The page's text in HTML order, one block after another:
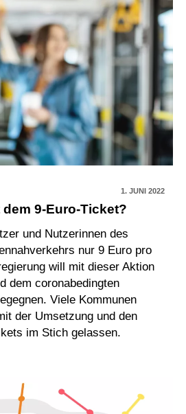
1. JUNI 2022
9-Euro-Ticket?
und Nutzerinnen des
nur 9 Euro pro
will mit dieser Aktion
dem coronabedingten
Viele Kommunen
der Umsetzung und den
im Stich gelassen.